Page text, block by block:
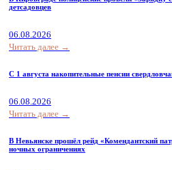
детсадовцев
06.08.2026
Читать далее →
С 1 августа накопительные пенсии
06.08.2026
Читать далее →
В Невьянске прошёл рейд «Комендантский
ночных ограничениях